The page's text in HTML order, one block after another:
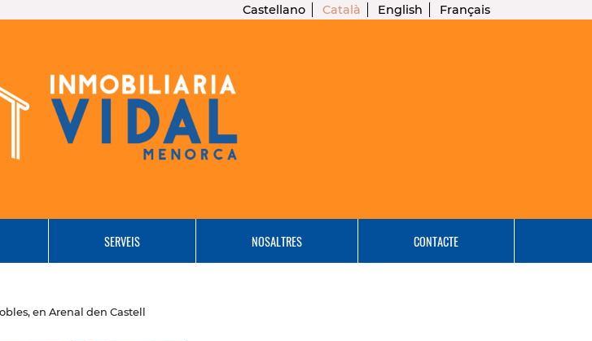
Castellano Català English Français
SERVEIS NOSALTRES CONTACTE
en Arenal den Castell